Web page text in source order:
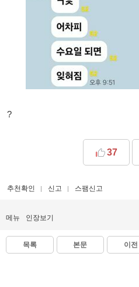
?
37
추천확인 신고 스팸신고
메뉴 인장보기
목록 본문 이전